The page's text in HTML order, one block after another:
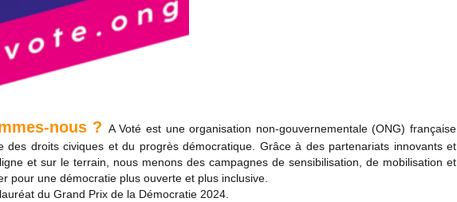
nous ? A Voté est une organisation non-gouvernementale (ONG) française
des droits civiques et du progrès démocratique. Grâce à des partenariats innovants et
et sur le terrain, nous menons des campagnes de sensibilisation, de mobilisation et
pour une démocratie plus ouverte et plus inclusive.
du Grand Prix de la Démocratie 2024.